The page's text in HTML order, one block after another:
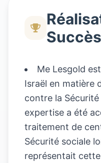
Succès
Me Lesgold
Israël en matière
contre la
expertise a été
traitement de
Sécurité sociale
représentait